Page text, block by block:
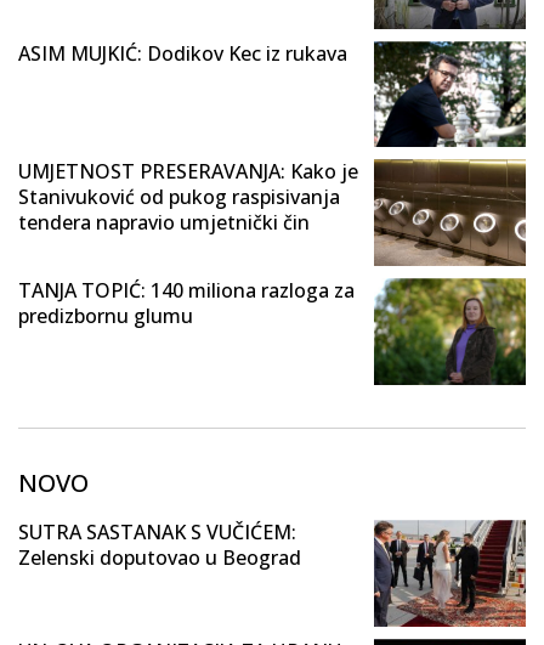
ASIM MUJKIĆ: Dodikov Kec iz rukava
UMJETNOST PRESERAVANJA: Kako je
Stanivuković od pukog raspisivanja
tendera napravio umjetnički čin
TANJA TOPIĆ: 140 miliona razloga za
predizbornu glumu
NOVO
SUTRA SASTANAK S VUČIĆEM:
Zelenski doputovao u Beograd